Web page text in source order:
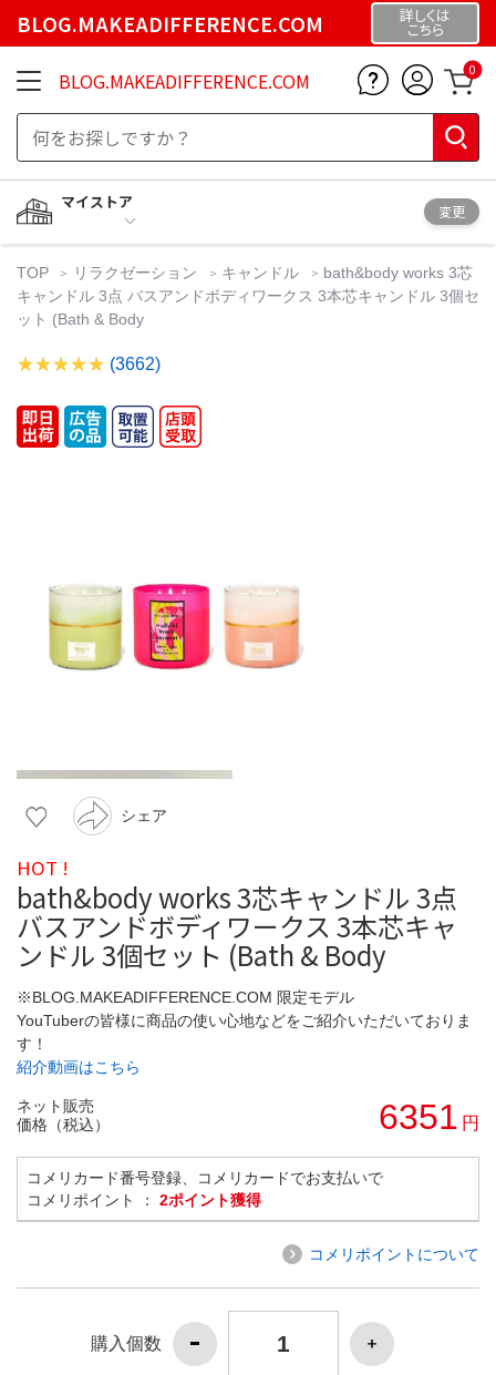
BLOG.MAKEADIFFERENCE.COM 詳しくは
こちら
BLOG.MAKEADIFFERENCE.COM 0
マイストア
変更
TOP リラクゼーション キャンドル
bath&body works 3芯
キャンドル 3点 バスアンドボディワークス 3本芯キャンドル 3個セ
ット (Bath & Body
(3662)
シェア
HOT !
bath&body works 3芯キャンドル 3点
バスアンドボディワークス 3本芯キャ
ンドル 3個セット (Bath & Body
※BLOG.MAKEADIFFERENCE.COM 限定モデル
YouTuberの皆様に商品の使い心地などをご紹介いただいておりま
す！
紹介動画はこちら
ネット販売
価格（税込）
6351 円
コメリカード番号登録、コメリカードでお支払いで
コメリポイント ： 2ポイント獲得
コメリポイントについて
購入個数